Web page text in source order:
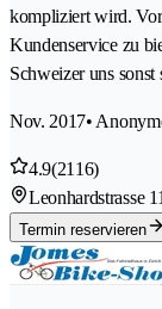
kompliziert wird.
Kundenservice zu
Schweizer uns sonst
Nov. 2017•
4.9(2116)
Leonhardstrasse
Termin reservieren